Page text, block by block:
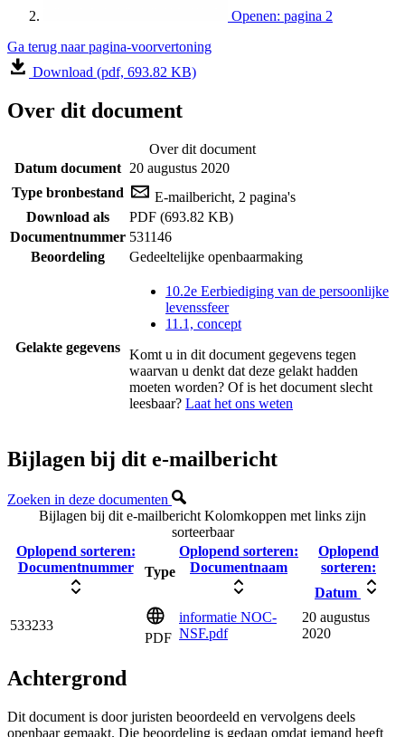
Openen: pagina 2
Ga terug naar pagina-voorvertoning
Download (pdf, 693.82 KB)
Over dit document
Over dit document
Datum document 20 augustus 2020
Type bronbestand
E-mailbericht, 2 pagina's
Download als
PDF (693.82 KB)
Documentnummer 531146
Beoordeling
Gedeeltelijke openbaarmaking
Gelakte gegevens
10.2e Eerbiediging van de persoonlijke
levenssfeer
11.1, concept
Komt u in dit document gegevens tegen
waarvan u denkt dat deze gelakt hadden
moeten worden? Of is het document slecht
leesbaar? Laat het ons weten
Bijlagen bij dit e-mailbericht
Zoeken in deze documenten
Bijlagen bij dit e-mailbericht Kolomkoppen met links zijn
sorteerbaar
Oplopend sorteren:
Documentnummer
Type
Oplopend sorteren:
Documentnaam
Oplopend
sorteren:
Datum
533233
PDF
informatie NOC-
NSF.pdf
20 augustus
2020
Achtergrond
Dit document is door juristen beoordeeld en vervolgens deels
openbaar gemaakt. Die beoordeling is gedaan omdat iemand heeft